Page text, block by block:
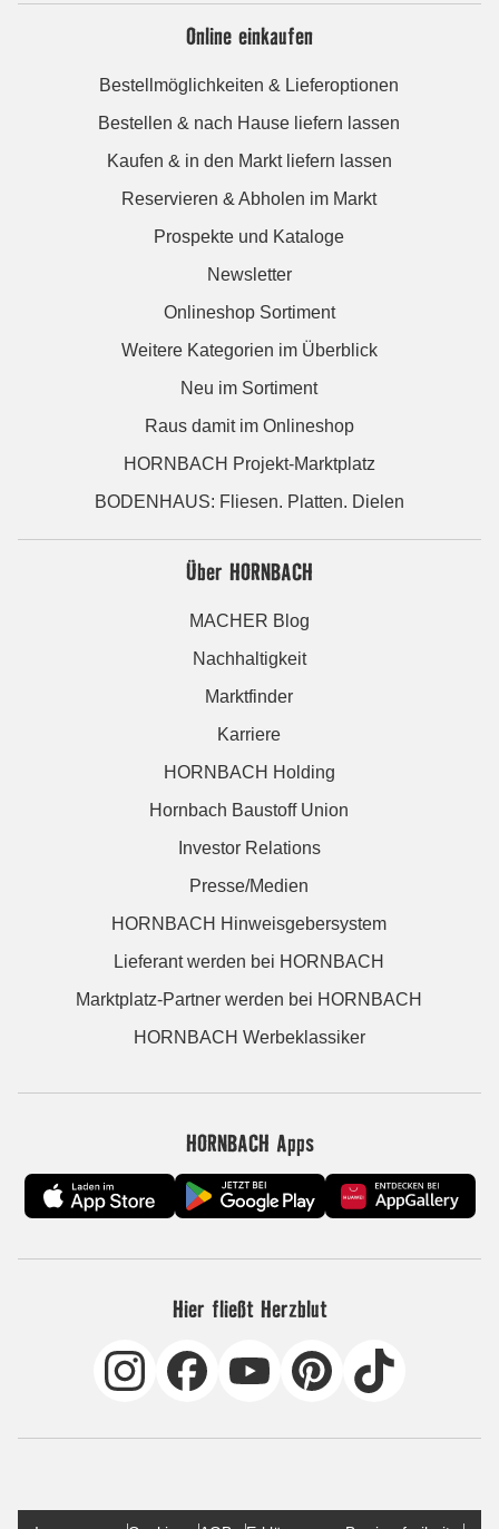
Online einkaufen
Bestellmöglichkeiten & Lieferoptionen
Bestellen & nach Hause liefern lassen
Kaufen & in den Markt liefern lassen
Reservieren & Abholen im Markt
Prospekte und Kataloge
Newsletter
Onlineshop Sortiment
Weitere Kategorien im Überblick
Neu im Sortiment
Raus damit im Onlineshop
HORNBACH Projekt-Marktplatz
BODENHAUS: Fliesen. Platten. Dielen
Über HORNBACH
MACHER Blog
Nachhaltigkeit
Marktfinder
Karriere
HORNBACH Holding
Hornbach Baustoff Union
Investor Relations
Presse/Medien
HORNBACH Hinweisgebersystem
Lieferant werden bei HORNBACH
Marktplatz-Partner werden bei HORNBACH
HORNBACH Werbeklassiker
HORNBACH Apps
Hier fließt Herzblut